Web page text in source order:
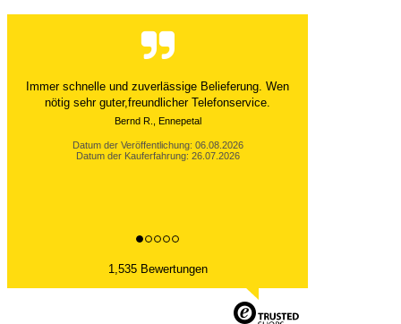
Der Versand ist immer innerhalb von 24 Stunden
abgewickelt. Grossartig. Ich liebe die 1kg
Alubeutel.
Datum der Veröffentlichung: 06.08.2026
Datum der Kauferfahrung: 27.07.2026
1,535 Bewertungen